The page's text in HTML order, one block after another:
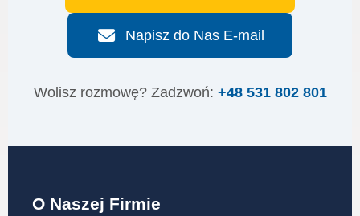
Napisz do Nas E-mail
Wolisz rozmowę? Zadzwoń: +48 531 802 801
O Naszej Firmie